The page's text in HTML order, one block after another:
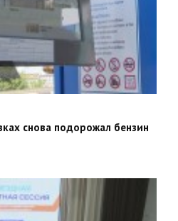
снова подорожал бензин